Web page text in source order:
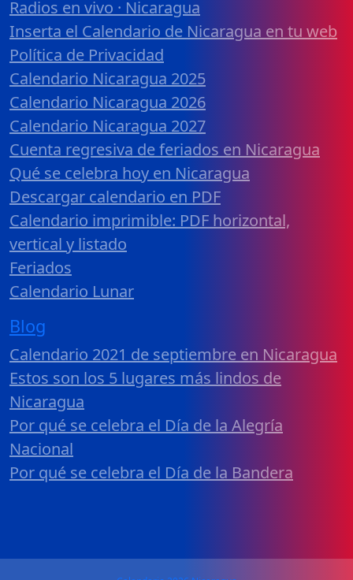
Radios en vivo · Nicaragua
Inserta el Calendario de Nicaragua en tu web
Política de Privacidad
Calendario Nicaragua 2025
Calendario Nicaragua 2026
Calendario Nicaragua 2027
Cuenta regresiva de feriados en Nicaragua
Qué se celebra hoy en Nicaragua
Descargar calendario en PDF
Calendario imprimible: PDF horizontal,
vertical y listado
Feriados
Calendario Lunar
Blog
Calendario 2021 de septiembre en Nicaragua
Estos son los 5 lugares más lindos de
Nicaragua
Por qué se celebra el Día de la Alegría
Nacional
Por qué se celebra el Día de la Bandera